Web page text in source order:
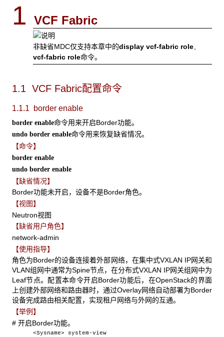
1 VCF Fabric
非缺省MDC仅支持本章中的display vcf-fabric role、
vcf-fabric role命令。
1.1 VCF Fabric配置命令
1.1.1 border enable
border enable命令用来开启Border功能。
undo border enable命令用来恢复缺省情况。
【命令】
border enable
undo border enable
【缺省情况】
Border功能未开启，设备不是Border角色。
【视图】
Neutron视图
【缺省用户角色】
network-admin
【使用指导】
角色为Border的设备连接着外部网络，在集中式VXLAN IP网关和
VLAN组网中通常为Spine节点，在分布式VXLAN IP网关组网中为
Leaf节点。配置本命令开启Border功能后，在OpenStack的界面
上创建外部网络和路由器时，通过Overlay网络自动部署为Border
设备完成路由相关配置，实现租户网络与外网的互通。
【举例】
# 开启Border功能。
<Sysname> system-view